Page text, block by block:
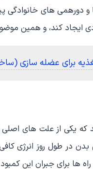
دورهمی های خانوادگی
کند، و همین
برای عضله‌ سازی
که یکی از علت های
در طول روز انرژی
ها برای جبران این